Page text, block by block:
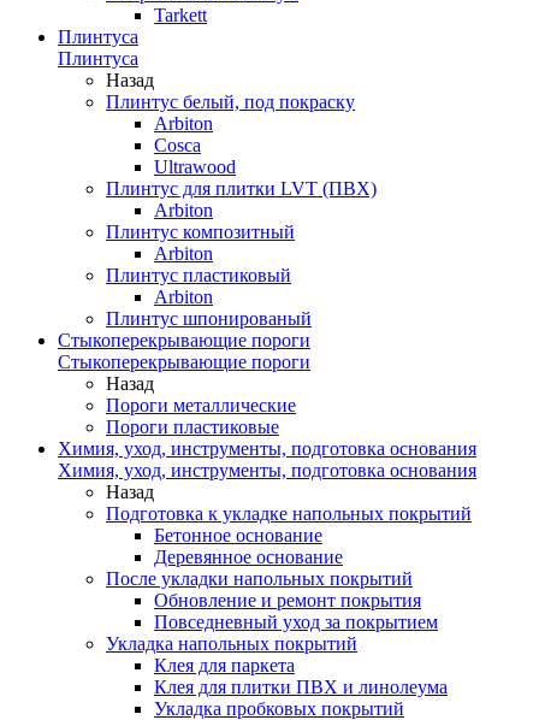
Tarkett
Плинтуса
Плинтуса
Назад
Плинтус белый, под покраску
Arbiton
Cosca
Ultrawood
Плинтус для плитки LVT (ПВХ)
Arbiton
Плинтус композитный
Arbiton
Плинтус пластиковый
Arbiton
Плинтус шпонированый
Стыкоперекрывающие пороги
Стыкоперекрывающие пороги
Назад
Пороги металлические
Пороги пластиковые
Химия, уход, инструменты, подготовка основания
Химия, уход, инструменты, подготовка основания
Назад
Подготовка к укладке напольных покрытий
Бетонное основание
Деревянное основание
После укладки напольных покрытий
Обновление и ремонт покрытия
Повседневный уход за покрытием
Укладка напольных покрытий
Клея для паркета
Клея для плитки ПВХ и линолеума
Укладка пробковых покрытий